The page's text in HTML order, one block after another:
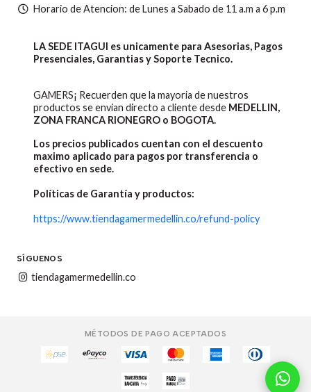
Horario de Atencion: de Lunes a Sabado de 11 a.m a 6 p.m
LA SEDE ITAGUI es unicamente para Asesorias, Pagos
Presenciales, Garantias y Soporte Tecnico.
GAMERS¡ Recuerden que la mayoria de nuestros
productos se envian directo a cliente desde MEDELLIN,
ZONA FRANCA RIONEGRO o BOGOTA.
Los precios publicados cuentan con el descuento
maximo aplicado para pagos por transferencia o
efectivo en sede.
Políticas de Garantía y productos:
https://www.tiendagamermedellin.co/refund-policy
SÍGUENOS
tiendagamermedellin.co
MÉTODOS DE PAGO ACEPTADOS